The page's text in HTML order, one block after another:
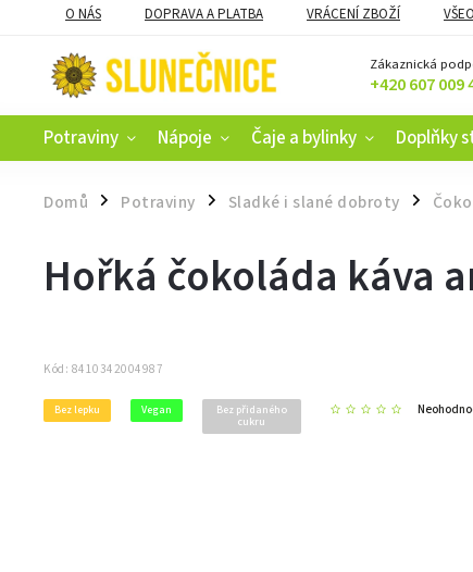
O NÁS DOPRAVA A PLATBA VRÁCENÍ ZBOŽÍ
Zákaznická
+420 607 009
Potraviny Nápoje Čaje a bylinky Doplňky
Domů / Potraviny / Sladké i slané dobroty /
Hořká čokoláda káva
Kód: 8410342004987
Bez lepku Vegan Bez přidaného
cukru